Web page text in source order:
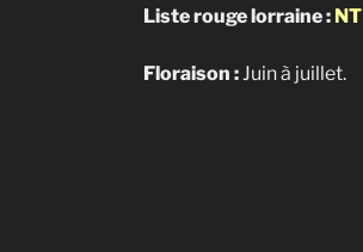
Liste rouge lorraine : NT
Floraison :Juin à juillet.